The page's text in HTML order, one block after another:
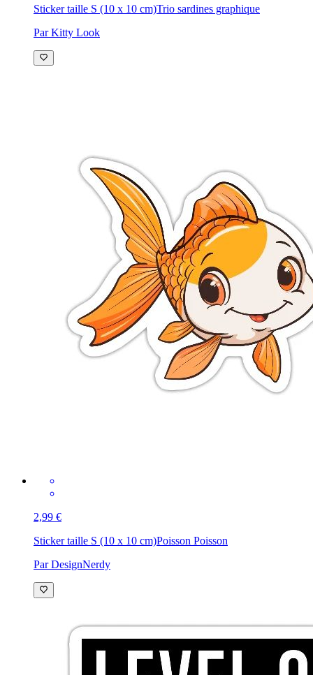
Sticker taille S (10 x 10 cm)Trio sardines graphique
Par Kitty Look
2,99 €
Sticker taille S (10 x 10 cm)Poisson Poisson
Par DesignNerdy